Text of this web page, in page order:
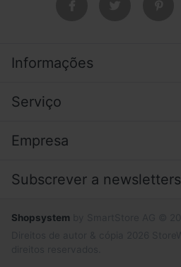
Informações
Serviço
Empresa
Subscrever a newsletters
Shopsystem